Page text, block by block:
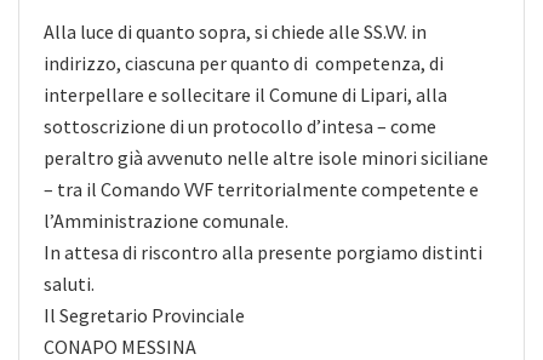
Alla luce di quanto sopra, si chiede alle SS.VV. in
indirizzo, ciascuna per quanto di competenza, di
interpellare e sollecitare il Comune di Lipari, alla
sottoscrizione di un protocollo d’intesa – come
peraltro già avvenuto nelle altre isole minori siciliane
– tra il Comando VVF territorialmente competente e
l’Amministrazione comunale.
In attesa di riscontro alla presente porgiamo distinti
saluti.
Il Segretario Provinciale
CONAPO MESSINA